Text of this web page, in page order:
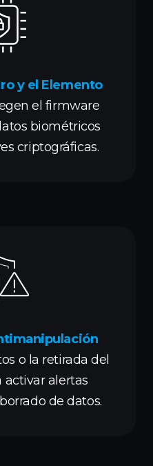
y el Elemento
el firmware
biométricos
criptográficas.
o la retirada del
activar alertas
de datos.